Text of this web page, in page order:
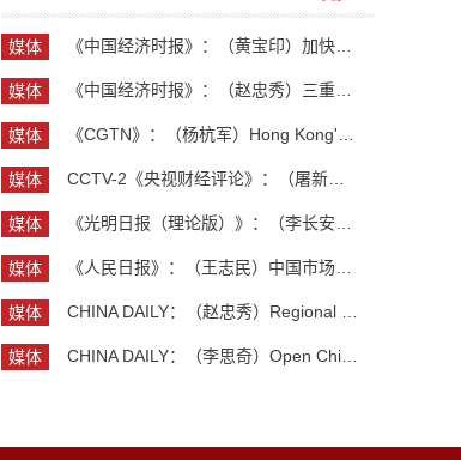
媒体
媒体
媒体
媒体
媒体
媒体
媒体
媒体